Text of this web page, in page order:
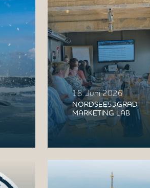
18. Juni 2026
NORDSEE53GRAD
MARKETING LAB